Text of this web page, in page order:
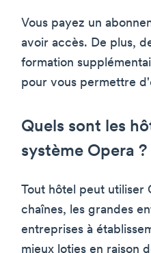
Vous payez un
avoir accès. De plus,
formation
pour vous permettre
Quels sont les
système Opera ?
Tout hôtel peut utiliser
chaînes, les grandes
entreprises à
mieux loties en raison